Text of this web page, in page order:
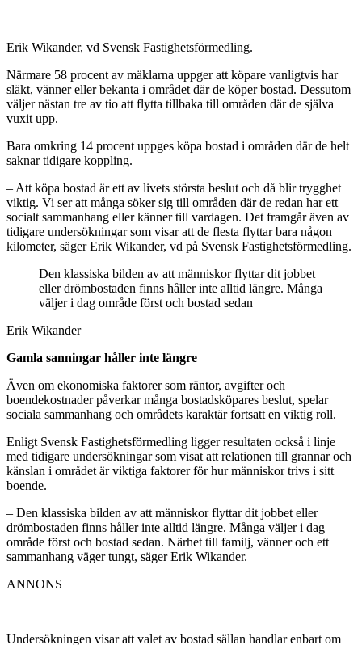
Erik Wikander, vd Svensk Fastighetsförmedling.
Närmare 58 procent av mäklarna uppger att köpare vanligtvis har
släkt, vänner eller bekanta i området där de köper bostad. Dessutom
väljer nästan tre av tio att flytta tillbaka till områden där de själva
vuxit upp.
Bara omkring 14 procent uppges köpa bostad i områden där de helt
saknar tidigare koppling.
– Att köpa bostad är ett av livets största beslut och då blir trygghet
viktig. Vi ser att många söker sig till områden där de redan har ett
socialt sammanhang eller känner till vardagen. Det framgår även av
tidigare undersökningar som visar att de flesta flyttar bara någon
kilometer, säger Erik Wikander, vd på Svensk Fastighetsförmedling.
Den klassiska bilden av att människor flyttar dit jobbet
eller drömbostaden finns håller inte alltid längre. Många
väljer i dag område först och bostad sedan
Erik Wikander
Gamla sanningar håller inte längre
Även om ekonomiska faktorer som räntor, avgifter och
boendekostnader påverkar många bostadsköpares beslut, spelar
sociala sammanhang och områdets karaktär fortsatt en viktig roll.
Enligt Svensk Fastighetsförmedling ligger resultaten också i linje
med tidigare undersökningar som visat att relationen till grannar och
känslan i området är viktiga faktorer för hur människor trivs i sitt
boende.
– Den klassiska bilden av att människor flyttar dit jobbet eller
drömbostaden finns håller inte alltid längre. Många väljer i dag
område först och bostad sedan. Närhet till familj, vänner och ett
sammanhang väger tungt, säger Erik Wikander.
ANNONS
Undersökningen visar att valet av bostad sällan handlar enbart om